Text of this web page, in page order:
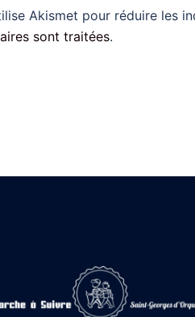
Akismet pour réduire les
sont traitées.